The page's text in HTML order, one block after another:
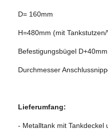
D= 160mm
H=480mm (mit
Befestigungsbügel D+40mm
Durchmesser
Lieferumfang:
- Metalltank mit Tankdeckel